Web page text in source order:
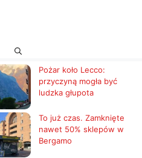
Pożar koło Lecco:
przyczyną mogła być
ludzka głupota
To już czas. Zamknięte
nawet 50% sklepów w
Bergamo